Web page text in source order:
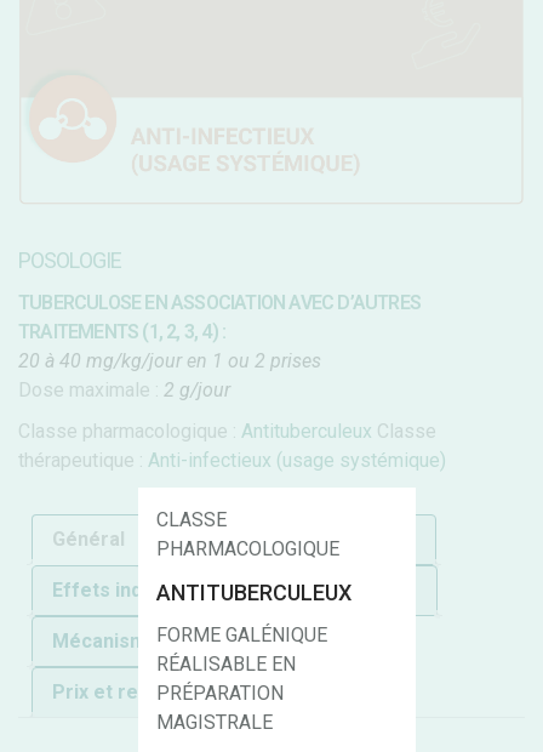
POSOLOGIE
TUBERCULOSE EN ASSOCIATION AVEC D’AUTRES
TRAITEMENTS (1, 2, 3, 4) :
20 à 40 mg/kg/jour en 1 ou 2 prises
Dose maximale : 2 g/jour
Classe pharmacologique : Antituberculeux Classe
thérapeutique : Anti-infectieux (usage systémique)
Général C.I. Précautions d'emploi
Effets indésirables Forme galénique
Mécanisme d'action Surdosage
Prix et remboursement
CLASSE
PHARMACOLOGIQUE
ANTITUBERCULEUX
FORME GALÉNIQUE
RÉALISABLE EN
PRÉPARATION
MAGISTRALE